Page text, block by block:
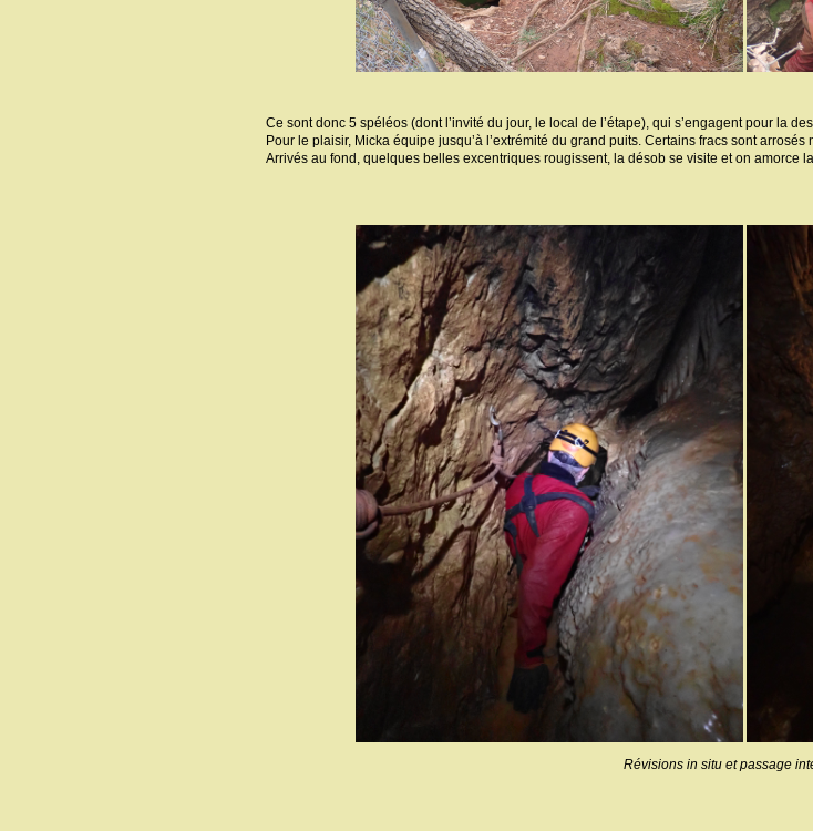
Ce sont donc 5 spéléos (dont l’invité du jour, le local de l’étape), qui s’engagent pour la
Pour le plaisir, Micka équipe jusqu’à l’extrémité du grand puits. Certains fracs sont
Arrivés au fond, quelques belles excentriques rougissent, la désob se visite et on amorce
Révisions in situ et passage